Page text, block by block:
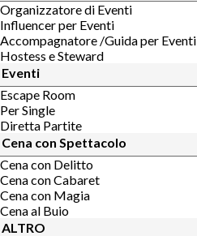
Organizzatore di Eventi
Influencer per Eventi
Accompagnatore /Guida per Eventi
Hostess e Steward
Eventi
Escape Room
Per Single
Diretta Partite
Cena con Spettacolo
Cena con Delitto
Cena con Cabaret
Cena con Magia
Cena al Buio
ALTRO